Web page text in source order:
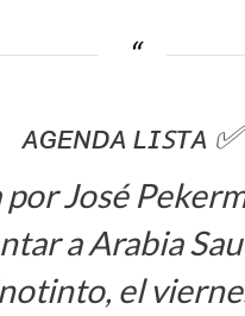
ᴀɢᴇɴᴅᴀ ʟɪꜱᴛᴀ ✅️
José
a Arabia
el